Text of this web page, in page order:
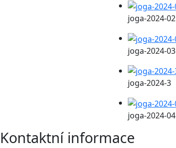
joga-2024-02
joga-2024-03
joga-2024-3
joga-2024-04
Kontaktní informace